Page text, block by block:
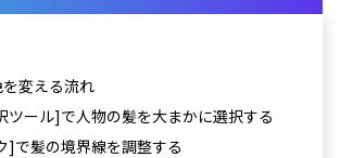
変える流れ
ツール]で人物の髪を大まかに選択する
]で髪の境界線を調整する